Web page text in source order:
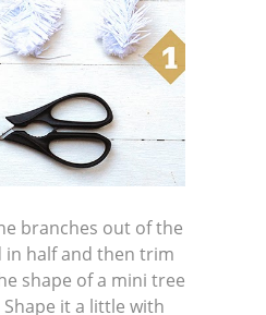
branches out of the
in half and then trim
shape of a mini tree
it a little with